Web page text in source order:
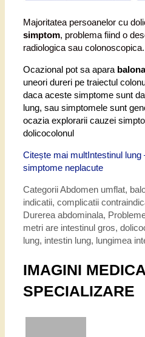
Majoritatea persoanelor cu
simptom, problema fiind o
radiologica sau colonoscopica.
Ocazional pot sa apara
uneori dureri pe traiectul
daca aceste simptome sunt
lung, sau simptomele sunt
ocazia explorarii cauzei
dolicocolonul
Citește mai multIntestinul lung
simptome neplacute
CategoriiAbdomen umflat,
indicatii, complicatii
Durerea abdominala,
metri are intestinul gros,
lung, intestin lung, lungimea
IMAGINI
SPECIALIZARE